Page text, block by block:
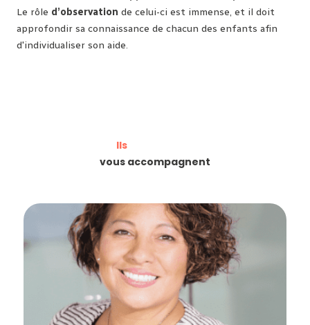
Le rôle d’observation de celui-ci est immense, et il doit
approfondir sa connaissance de chacun des enfants afin
d'individualiser son aide.
Ils
vous accompagnent